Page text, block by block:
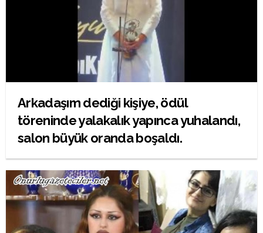
Arkadaşım dediği kişiye, ödül
töreninde yalakalık yapınca yuhalandı,
salon büyük oranda boşaldı.